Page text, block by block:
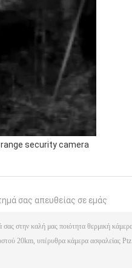
range security camera
σας απευθείας σε εμάς